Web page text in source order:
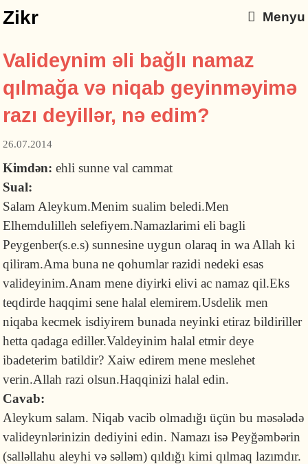
Zikr Menyu
Valideynim əli bağlı namaz
qılmağa və niqab geyinməyimə
razı deyillər, nə edim?
26.07.2014
Kimdən:ehli sunne val cammat
Sual:
Salam Aleykum.Menim sualim beledi.Men
Elhemdulilleh selefiyem.Namazlarimi eli bagli
Peygenber(s.e.s) sunnesine uygun olaraq in wa Allah ki
qiliram.Ama buna ne qohumlar razidi nedeki esas
valideyinim.Anam mene diyirki elivi ac namaz qil.Eks
teqdirde haqqimi sene halal elemirem.Usdelik men
niqaba kecmek isdiyirem bunada neyinki etiraz bildiriller
hetta qadaga ediller.Valdeyinim halal etmir deye
ibadeterim batildir? Xaiw edirem mene meslehet
verin.Allah razi olsun.Haqqinizi halal edin.
Cavab:
Aleykum salam. Niqab vacib olmadığı üçün bu məsələdə
valideynlərinizin dediyini edin. Namazı isə Peyğəmbərin
(salləllahu aleyhi və səlləm) qıldığı kimi qılmaq lazımdır.